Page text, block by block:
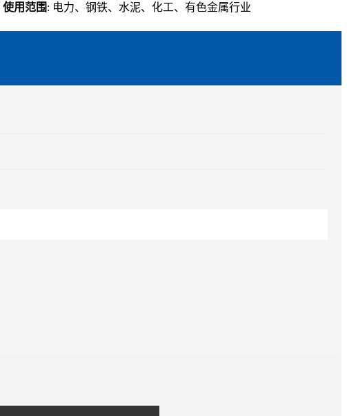
使用范围: 电力、钢铁、水泥、化工、有色金属行业